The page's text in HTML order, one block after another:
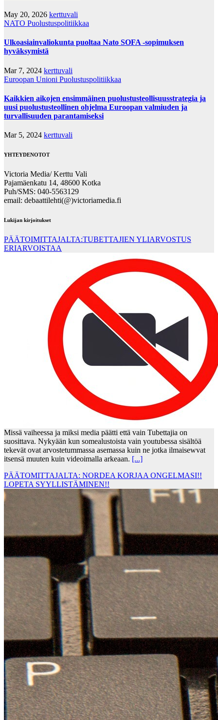
May 20, 2026 kerttuvali
NATO Puolustuspolitiikkaa
Ulkoasiainvaliokunta puoltaa Nato SOFA -sopimuksen
hyväksymistä
Mar 7, 2024 kerttuvali
Euroopan Unioni Puolustuspolitiikkaa
Kaikkien aikojen ensimmäinen puolustusteollisuusstrategia ja
uusi puolustusteollinen ohjelma Euroopan valmiuden ja
turvallisuuden parantamiseksi
Mar 5, 2024 kerttuvali
YHTEYDENOTOT
Victoria Media/ Kerttu Vali
Pajamäenkatu 14, 48600 Kotka
Puh/SMS: 040-5563129
email: debaattilehti(@)victoriamedia.fi
Lukijan kirjoitukset
PÄÄTOIMITTAJALTA:TUBETTAJIEN YLIARVOSTUS
ERIARVOISTAA
Missä vaiheessa ja miksi media päätti että vain Tubettajia on
suosittava. Nykyään kun somealustoista vain youtubessa sisältöä
tekevät ovat arvostetummassa asemassa kuin ne jotka ilmaisewvat
itsensä muuten kuin videoimalla arkeaan. [...]
PÄÄTOMITTAJALTA: NORDEA KORJAA ONGELMASI!!
LOPETA SYYLLISTÄMINEN!!